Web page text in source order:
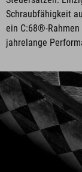
Schraubfähigkeit
ein C:68®-
jahrelange